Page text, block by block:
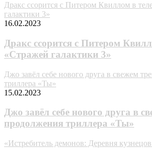
Дракс ссорится с Питером Квиллом в
галактики 3»
16.02.2023
Дракс ссорится с Питером
«Стражей галактики 3»
Джо завёл себе нового друга в свежем
триллера «Ты»
15.02.2023
Джо завёл себе нового друга в
продолжения триллера «Ты»
«Истребитель демонов: Деревня